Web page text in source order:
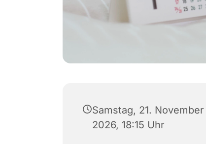
Samstag, 21. November
2026, 18:15 Uhr